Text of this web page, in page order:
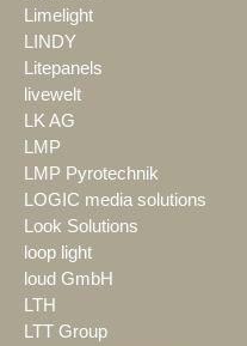
Limelight
LINDY
Litepanels
livewelt
LK AG
LMP
LMP Pyrotechnik
LOGIC media solutions
Look Solutions
loop light
loud GmbH
LTH
LTT Group